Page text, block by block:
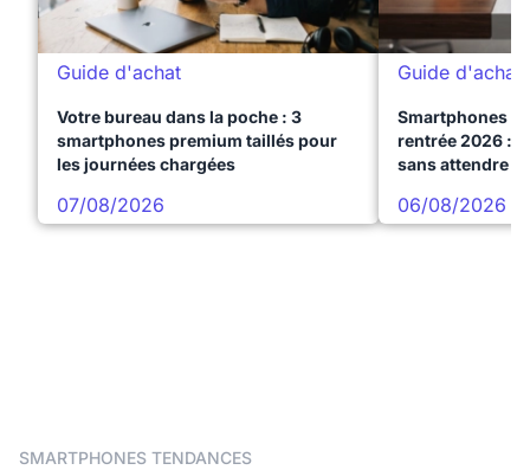
Guide d'achat
Votre bureau dans la poche : 3
smartphones premium taillés pour
les journées chargées
07/08/2026
Guide d'achat
Smartphones
rentrée 2026 :
sans attendre
06/08/2026
SMARTPHONES TENDANCES